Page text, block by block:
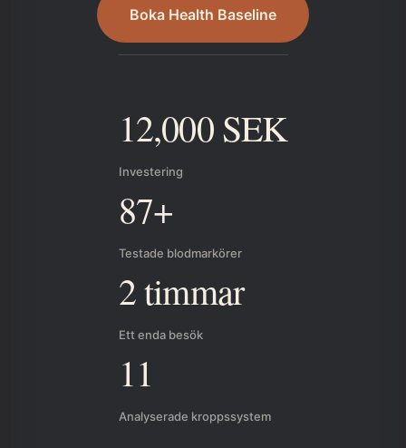
Boka Health Baseline
12,000 SEK
Investering
87+
Testade blodmarkörer
2 timmar
Ett enda besök
11
Analyserade kroppssystem